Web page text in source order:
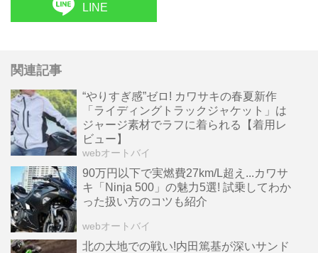
LINE
関連記事
“やりすぎ感”ゼロ! カワサキの春夏新作
「ライディングトラックジャケット」は
ジャージ素材でラフに着られる【着用レ
ビュー】
webオートバイ
90万円以下で実燃費27km/L超え...カワサ
キ「Ninja 500」の魅力5選! 試乗してわか
った扱い方のコツも紹介
webオートバイ
北の大地での戦い!内田篤基が深いサンド